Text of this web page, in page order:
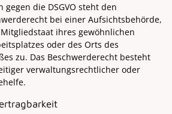
gegen die DSGVO steht den
bei einer Aufsichtsbehörde,
ihres gewöhnlichen
oder des Orts des
zu. Das Beschwerderecht besteht
verwaltungsrechtlicher oder